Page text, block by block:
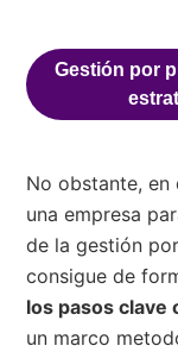
Gestión por
No obstante, en
una empresa
de la gestión
consigue de
los pasos clave
un marco